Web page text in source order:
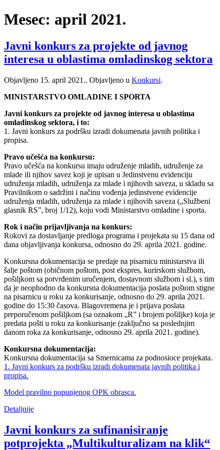
Mesec: april 2021.
Javni konkurs za projekte od javnog
interesa u oblastima omladinskog sektora
Objavljeno 15. april 2021.. Objavljeno u Konkursi.
MINISTARSTVO OMLADINE I SPORTA
Javni konkurs za projekte od javnog interesa u oblastima
omladinskog sektora, i to:
1. Javni konkurs za podršku izradi dokumenata javnih politika i
propisa.
Pravo učešća na konkursu:
Pravo učešća na konkursu imaju udruženje mladih, udruženje za
mlade ili njihov savez koji je upisan u Jedinstvenu evidenciju
udruženja mladih, udruženja za mlade i njihovih saveza, u skladu sa
Pravilnikom o sadržini i načinu vođenja jedinstvene evidencije
udruženja mladih, udruženja za mlade i njihovih saveza („Službeni
glasnik RS”, broj 1/12), koju vodi Ministarstvo omladine i sporta.
Rok i način prijavljivanja na konkurs:
Rokovi za dostavljanje predloga programa i projekata su 15 dana od
dana objavljivanja konkursa, odnosno do 29. aprila 2021. godine.
Konkursna dokumentacija se predaje na pisarnicu ministarstva ili
šalje poštom (običnom poštom, post ekspres, kurirskom službom,
pošiljkom sa potvrđenim uručenjem, dostavnom službom i sl.), s tim
da je neophodno da konkursna dokumentacija poslata poštom stigne
na pisarnicu u roku za konkurisanje, odnosno do 29. aprila 2021.
godine do 15:30 časova. Blagovremena je i prijava poslata
preporučenom pošiljkom (sa oznakom „R” i brojem pošiljke) koja je
predata pošti u roku za konkurisanje (zaključno sa poslednjim
danom roka za konkurisanje, odnosno 29. aprila 2021. godine).
Konkursna dokumentacija:
Konkursna dokumentacija sa Smernicama za podnosioce projekata.
1. Javni konkurs za podršku izradi dokumenata javnih politika i
propisa.
Model pravilno popunjenog OPK obrasca.
Detaljnije
Javni konkurs za sufinanisiranje
potprojekta „Multikulturalizam na klik“